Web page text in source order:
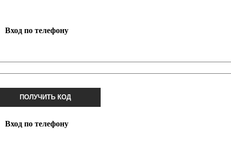
Вход по телефону
ПОЛУЧИТЬ КОД
Вход по телефону